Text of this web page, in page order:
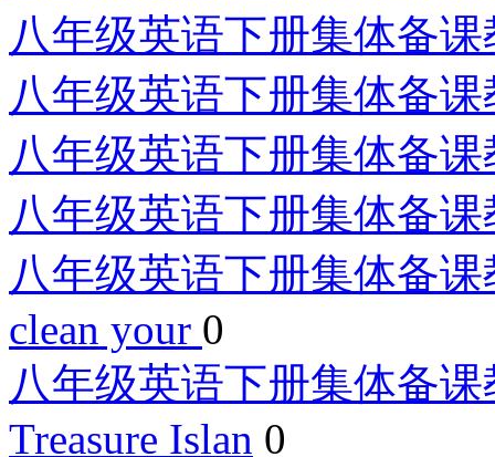
八年级英语下册集体备
八年级英语下册集体备
八年级英语下册集体备
八年级英语下册集体备
八年级英语下册集体备课
clean your 0
八年级英语下册集体备课
Treasure Islan 0